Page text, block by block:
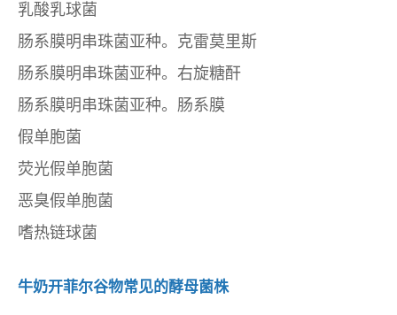
乳酸乳球菌
肠系膜明串珠菌亚种。克雷莫里斯
肠系膜明串珠菌亚种。右旋糖酐
肠系膜明串珠菌亚种。肠系膜
假单胞菌
荧光假单胞菌
恶臭假单胞菌
嗜热链球菌
牛奶开菲尔谷物常见的酵母菌株